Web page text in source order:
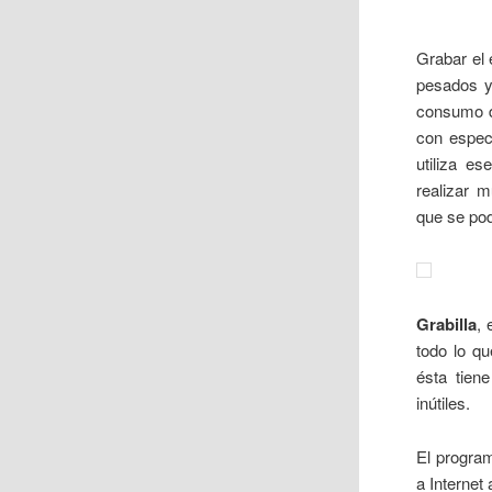
Grabar el
pesados
consumo
con
utiliza
realizar
que se
Grabilla,
todo lo
ésta
inútiles.
El
a Internet